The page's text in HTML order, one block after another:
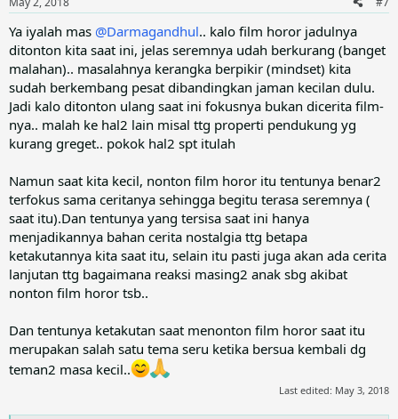
s
:
Ya iyalah mas @Darmagandhul.. kalo film horor jadulnya
ditonton kita saat ini, jelas seremnya udah berkurang (banget
malahan).. masalahnya kerangka berpikir (mindset) kita
sudah berkembang pesat dibandingkan jaman kecilan dulu.
Jadi kalo ditonton ulang saat ini fokusnya bukan dicerita film-
nya.. malah ke hal2 lain misal ttg properti pendukung yg
kurang greget.. pokok hal2 spt itulah
Namun saat kita kecil, nonton film horor itu tentunya benar2
terfokus sama ceritanya sehingga begitu terasa seremnya (
saat itu).Dan tentunya yang tersisa saat ini hanya
menjadikannya bahan cerita nostalgia ttg betapa
ketakutannya kita saat itu, selain itu pasti juga akan ada cerita
lanjutan ttg bagaimana reaksi masing2 anak sbg akibat
nonton film horor tsb..
Dan tentunya ketakutan saat menonton film horor saat itu
merupakan salah satu tema seru ketika bersua kembali dg
teman2 masa kecil..
Last edited: May 3, 2018